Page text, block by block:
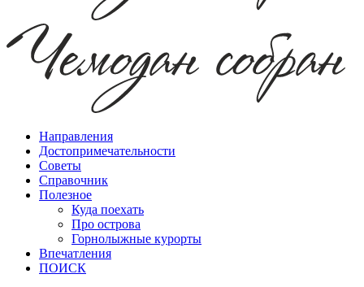
Направления
Достопримечательности
Советы
Справочник
Полезное
Куда поехать
Про острова
Горнолыжные курорты
Впечатления
ПОИСК